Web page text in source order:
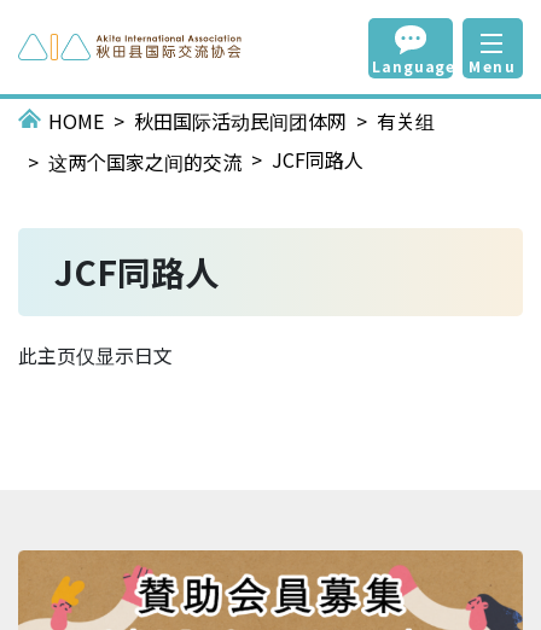
Language Menu
HOME 秋田国际活动民间团体网
有关组
这两个国家之间的交流
JCF同路人
JCF同路人
此主页仅显示日文